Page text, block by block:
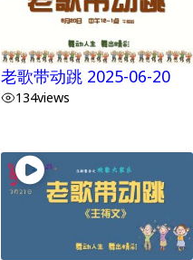
老歌带动跳 2025-06-20
134views